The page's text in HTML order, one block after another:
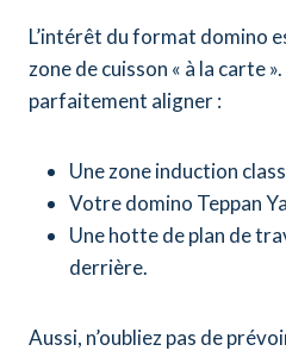
L’intérêt du format domino
zone de cuisson « à la carte
parfaitement aligner :
Une zone induction
Votre domino Teppan
Une hotte de plan de
derrière.
Aussi, n’oubliez pas de